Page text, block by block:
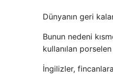
Dünyanın geri
Bunun nedeni
kullanılan
İngilizler,